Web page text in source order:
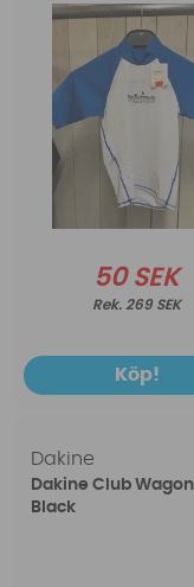
50 SEK
269 SEK
Köp!
Dakine
Dakine Club Wagon
Black